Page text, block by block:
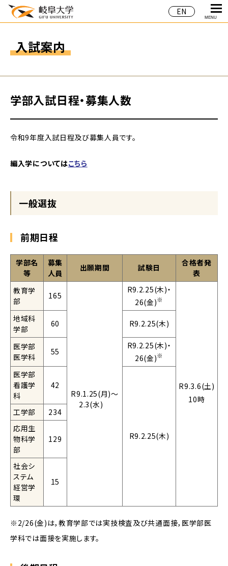
EN
MENU
入試案内
学部入試日程・募集人数
令和9年度入試日程及び募集人員です。
編入学についてはこちら
一般選抜
前期日程
学部名
等
募集
人員
出願期間 試験日
合格者発
表
教育学
部
165
R9.1.25(月)～
2.3(水)
R9.2.25(木)・
26(金)※
R9.3.6(土)
10時
地域科
学部
60 R9.2.25(木)
医学部
医学科
55
R9.2.25(木)・
26(金)※
医学部
看護学
科
42
R9.2.25(木)
工学部
234
応用生
物科学
部
129
社会シ
ステム
経営学
環
15
※2/26(金)は，教育学部では実技検査及び共通面接，医学部医
学科では面接を実施します。